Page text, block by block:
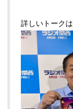
詳しいトークは